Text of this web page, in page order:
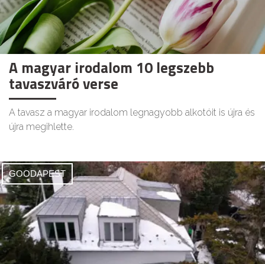
A magyar irodalom 10 legszebb
tavaszváró verse
A tavasz a magyar irodalom legnagyobb alkotóit is újra és
újra megihlette.
GOODAPEST